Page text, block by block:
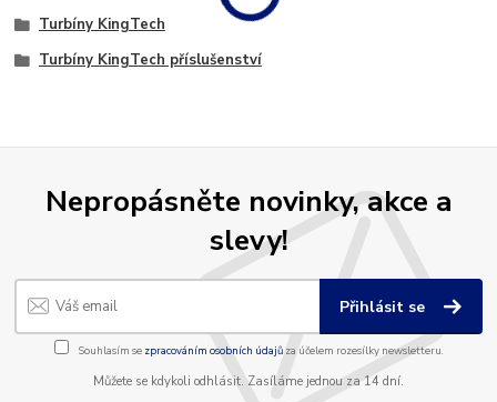
Turbíny KingTech
Turbíny KingTech příslušenství
Nepropásněte novinky, akce a
slevy!
Přihlásit se
Souhlasím se zpracováním osobních údajůza účelem rozesílky newsletteru.
Můžete se kdykoli odhlásit. Zasíláme jednou za 14 dní.